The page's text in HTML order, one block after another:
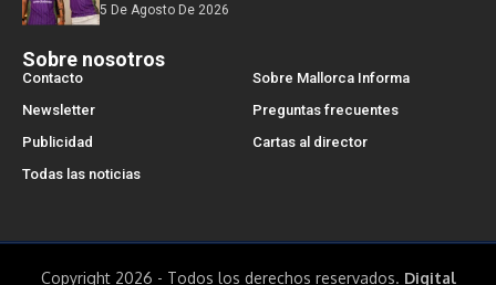
5 De Agosto De 2026
Sobre nosotros
Contacto
Sobre Mallorca Informa
Newsletter
Preguntas frecuentes
Publicidad
Cartas al director
Todas las noticias
Copyright 2026 - Todos los derechos reservados. Digital